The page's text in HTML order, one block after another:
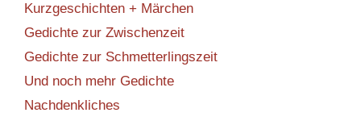
Kurzgeschichten + Märchen
Gedichte zur Zwischenzeit
Gedichte zur Schmetterlingszeit
Und noch mehr Gedichte
Nachdenkliches